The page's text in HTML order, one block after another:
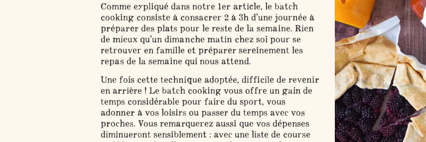
Comme expliqué dans notre 1er article, le batch
cooking consiste à consacrer 2 à 3h d’une journée à
préparer des plats pour le reste de la semaine. Rien
de mieux qu’un dimanche matin chez soi pour se
retrouver en famille et préparer sereinement les
repas de la semaine qui nous attend.
Une fois cette technique adoptée, difficile de revenir
en arrière ! Le batch cooking vous offre un gain de
temps considérable pour faire du sport, vous
adonner à vos loisirs ou passer du temps avec vos
proches. Vous remarquerez aussi que vos dépenses
diminueront sensiblement : avec une liste de course